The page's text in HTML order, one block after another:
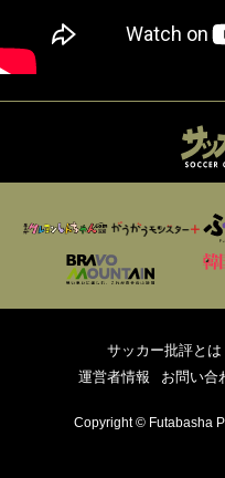
サッカー批評とは
運営者情報
お問い合
Copyright © Futabasha